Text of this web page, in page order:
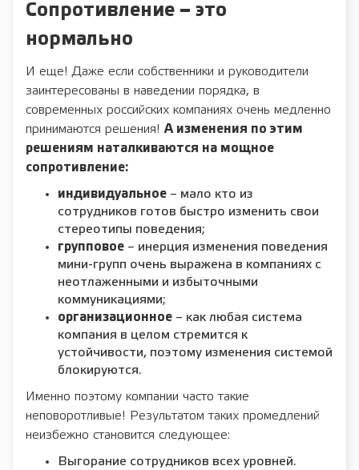
Сопротивление – это
нормально
И еще! Даже если собственники и руководители
заинтересованы в наведении порядка, в
современных российских компаниях очень медленно
принимаются решения!А изменения по этим
решениям наталкиваются на мощное
сопротивление:
индивидуальное – мало кто из
сотрудников готов быстро изменить свои
стереотипы поведения;
групповое – инерция изменения поведения
мини-групп очень выражена в компаниях с
неотлаженными и избыточными
коммуникациями;
организационное – как любая система
компания в целом стремится к
устойчивости, поэтому изменения системой
блокируются.
Именно поэтому компании часто такие
неповоротливые! Результатом таких промедлений
неизбежно становится следующее:
Выгорание сотрудников всех уровней.